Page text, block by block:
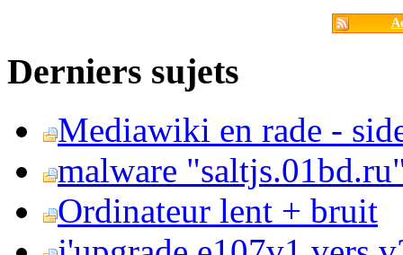
Derniers sujets
Mediawiki en rade -
malware
Ordinateur lent + bruit